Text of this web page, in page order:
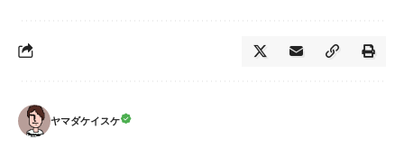
ヤマダケイスケ